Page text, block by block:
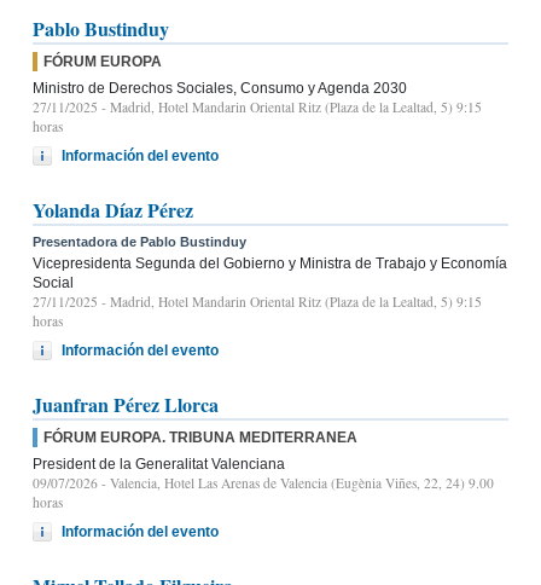
Pablo Bustinduy
FÓRUM EUROPA
Ministro de Derechos Sociales, Consumo y Agenda 2030
27/11/2025 - Madrid, Hotel Mandarin Oriental Ritz (Plaza de la Lealtad, 5) 9:15
horas
Información del evento
Yolanda Díaz Pérez
Presentadora de Pablo Bustinduy
Vicepresidenta Segunda del Gobierno y Ministra de Trabajo y Economía
Social
27/11/2025 - Madrid, Hotel Mandarin Oriental Ritz (Plaza de la Lealtad, 5) 9:15
horas
Información del evento
Juanfran Pérez Llorca
FÓRUM EUROPA. TRIBUNA MEDITERRANEA
President de la Generalitat Valenciana
09/07/2026 - Valencia, Hotel Las Arenas de Valencia (Eugènia Viñes, 22, 24) 9.00
horas
Información del evento